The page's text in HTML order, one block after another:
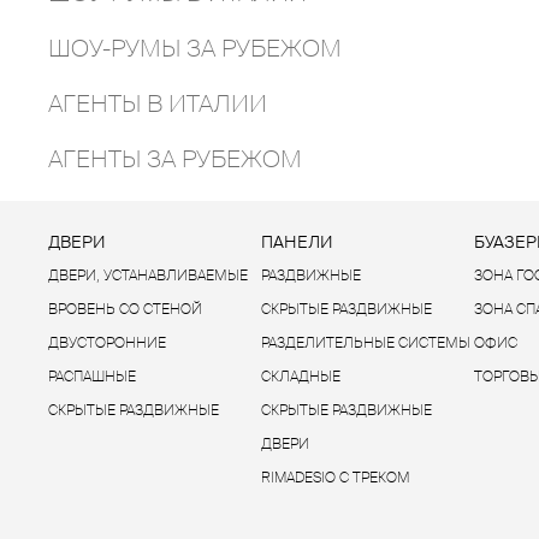
ШОУ-РУМЫ ЗА РУБЕЖОМ
АГЕНТЫ В ИТАЛИИ
АГЕНТЫ ЗА РУБЕЖОМ
ДВЕРИ
ДВЕРИ, УСТАНАВЛИВАЕМЫЕ
ВРОВЕНЬ СО СТЕНОЙ
ДВУСТОРОННИЕ
РАСПАШНЫЕ
СКРЫТЫЕ РАЗДВИЖНЫЕ
ПАНЕЛИ
РАЗДВИЖНЫЕ
СКРЫТЫЕ РАЗДВИЖНЫЕ
РАЗДЕЛИТЕЛЬНЫЕ СИСТЕМЫ
СКЛАДНЫЕ
СКРЫТЫЕ РАЗДВИЖНЫЕ
ДВЕРИ
RIMADESIO С ТРЕКОМ
ЗОНА
ЗОНА
ОФИС